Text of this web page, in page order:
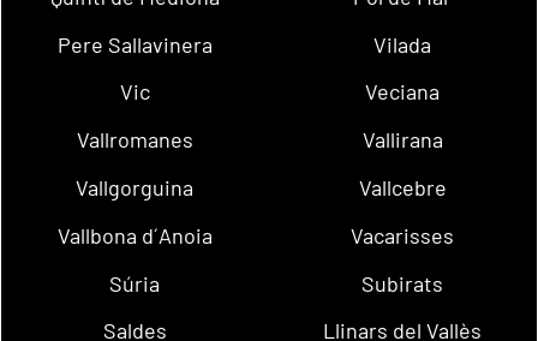
Pere Sallavinera
Vilada
Vic
Veciana
Vallromanes
Vallirana
Vallgorguina
Vallcebre
Vallbona d´Anoia
Vacarisses
Súria
Subirats
Saldes
Llinars del Vallès